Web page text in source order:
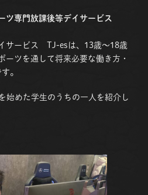
ツ専門放課後等デイサービス
サービス TJ-esは、13歳〜18歳
ーツを通して将来必要な働き方・
。
始めた学生のうちの一人を紹介し